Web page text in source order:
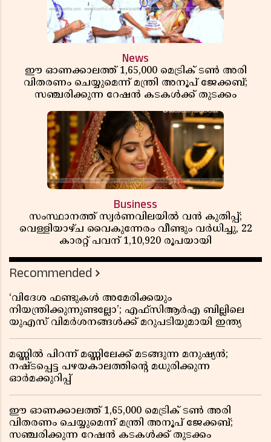
News
ഈ ഓണക്കാലത്ത് 1,65,000 മെട്രിക് ടൺ അരി
വിതരണം ചെയ്യുമെന്ന് മന്ത്രി അനൂപ് ജേക്കബ്;
സഞ്ചരിക്കുന്ന റേഷൻ കടകൾക്ക് തുടക്കം
Business
സംസ്ഥാനത്ത് സ്വർണവിലയിൽ വൻ കുതിപ്പ്;
വെള്ളിയാഴ്ച വൈകുന്നേരം വീണ്ടും വർധിച്ചു, 22
കാരറ്റ് പവന് 1,10,920 രൂപയായി
Recommended
‘വിദേശ ഫണ്ടുകൾ അമേരിക്കയും
നിയന്ത്രിക്കുന്നുണ്ടല്ലോ’; എഫ്സിആർഎ ബില്ലിലെ
യുഎസ് വിമർശനങ്ങൾക്ക് മറുപടിയുമായി ഇന്ത്യ
മണ്ണിൽ പിറന്ന് മണ്ണിലേക്ക് മടങ്ങുന്ന മനുഷ്യൻ;
നഷ്ടപ്പെട്ട പഴയകാലത്തിൻ്റെ മധുരിക്കുന്ന
ഓർമക്കുറിപ്പ്
ഈ ഓണക്കാലത്ത് 1,65,000 മെട്രിക് ടൺ അരി
വിതരണം ചെയ്യുമെന്ന് മന്ത്രി അനൂപ് ജേക്കബ്;
സഞ്ചരിക്കുന്ന റേഷൻ കടകൾക്ക് തുടക്കം